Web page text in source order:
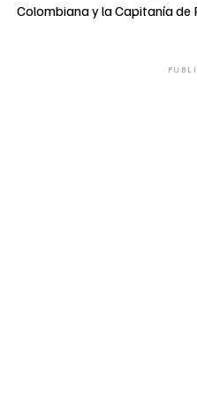
Colombiana y la Capitanía de